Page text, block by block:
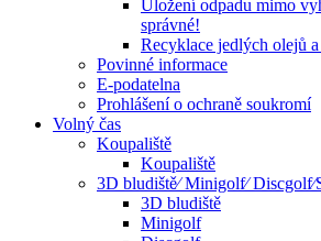
Uložení odpadu mimo
správné!
Recyklace jedlých olejů
Povinné informace
E-podatelna
Prohlášení o ochraně soukromí
Volný čas
Koupaliště
Koupaliště
3D bludiště⁄ Minigolf⁄
3D bludiště
Minigolf